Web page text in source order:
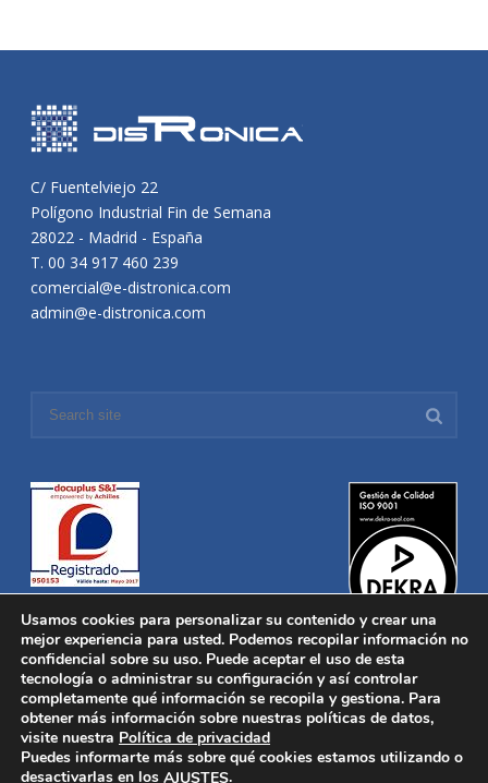
C/ Fuentelviejo 22
Polígono Industrial Fin de Semana
28022 - Madrid - España
T. 00 34 917 460 239
comercial@e-distronica.com
admin@e-distronica.com
Distronica © 2016 Todos los derechos reservados.Aviso legal
Política de privacidad|Política de Cookies
Desarrollado porNucleosoft
Inicio
Quiénes Somos
Usamos cookies para personalizar su contenido y crear una
mejor experiencia para usted. Podemos recopilar información no
confidencial sobre su uso. Puede aceptar el uso de esta
tecnología o administrar su configuración y así controlar
completamente qué información se recopila y gestiona. Para
obtener más información sobre nuestras políticas de datos,
visite nuestra Política de privacidad
Puedes informarte más sobre qué cookies estamos utilizando o
desactivarlas en los AJUSTES.